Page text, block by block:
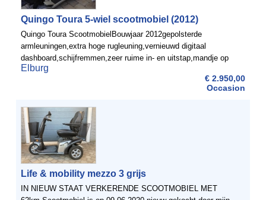
Quingo Toura 5-wiel scootmobiel (2012)
Quingo Toura ScootmobielBouwjaar 2012gepolsterde
armleuningen,extra hoge rugleuning,vernieuwd digitaal
dashboard,schijfremmen,zeer ruime in- en uitstap,mandje op
frame (gewicht boodschappen heeft geen invloed op
Elburg
€ 2.950,00
Occasion
Life & mobility mezzo 3 grijs
IN NIEUW STAAT VERKERENDE SCOOTMOBIEL MET